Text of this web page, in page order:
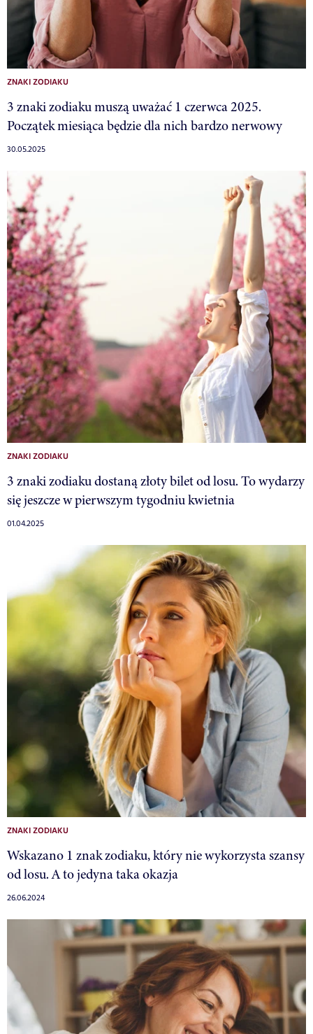
ZNAKI ZODIAKU
3 znaki zodiaku muszą uważać 1 czerwca 2025.
Początek miesiąca będzie dla nich bardzo nerwowy
30.05.2025
ZNAKI ZODIAKU
3 znaki zodiaku dostaną złoty bilet od losu. To wydarzy
się jeszcze w pierwszym tygodniu kwietnia
01.04.2025
ZNAKI ZODIAKU
Wskazano 1 znak zodiaku, który nie wykorzysta szansy
od losu. A to jedyna taka okazja
26.06.2024